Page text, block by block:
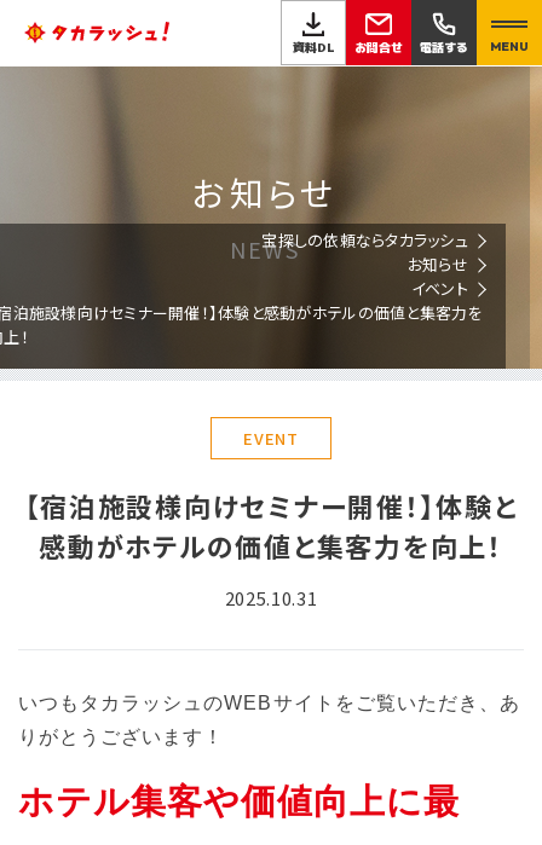
資料DL お問合せ 電話する MENU
お知らせ
NEWS
宝探しの依頼ならタカラッシュ
お知らせ
イベント
泊施設様向けセミナー開催！】体験と感動がホテルの価値と集客力を
！
EVENT
【宿泊施設様向けセミナー開催！】体験と
感動がホテルの価値と集客力を向上！
2025.10.31
いつもタカラッシュのWEBサイトをご覧いただき、あ
りがとうございます！
ホテル集客や価値向上に最